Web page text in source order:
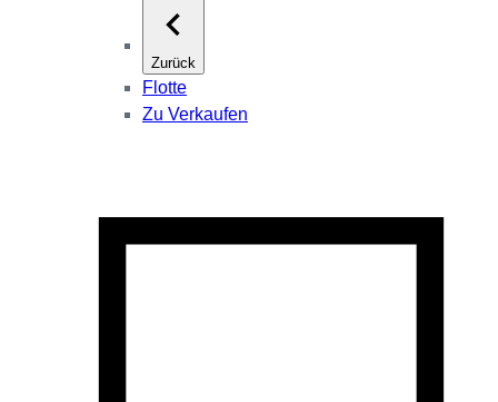
Zurück
Flotte
Zu Verkaufen